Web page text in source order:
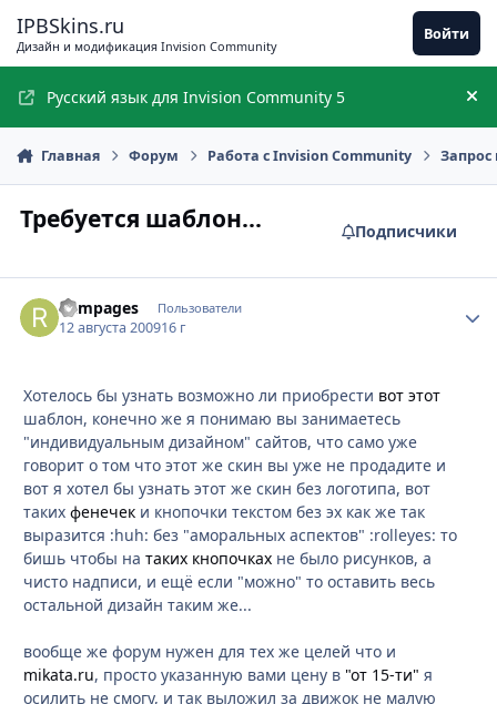
IPBSkins.ru
Дизайн и модификация Invision Community
Войти
Русский язык для Invision Community 5
Главная Форум Работа с Invision Community Запрос
Требуется шаблон... Подписчики
Rampages Пользователи
12 августа 200916 г
Хотелось бы узнать возможно ли приобрести вот этот
шаблон, конечно же я понимаю вы занимаетесь
"индивидуальным дизайном" сайтов, что само уже
говорит о том что этот же скин вы уже не продадите и
вот я хотел бы узнать этот же скин без логотипа, вот
таких фенечек и кнопочки текстом без эх как же так
выразится :huh: без "аморальных аспектов" :rolleyes: то
бишь чтобы на таких кнопочках не было рисунков, а
чисто надписи, и ещё если "можно" то оставить весь
остальной дизайн таким же...
вообще же форум нужен для тех же целей что и
mikata.ru, просто указанную вами цену в "от 15-ти" я
осилить не смогу, и так выложил за движок не малую